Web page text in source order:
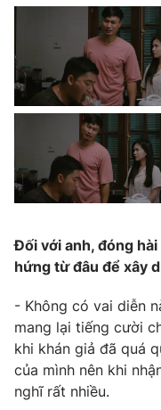
Ðiện thoại Thời báo VTV:
Email:
toasoan@vtv.vn
Liên hệ quảng cáo:024-
® Cấm sao chép dưới
thuận bằng văn bản.
thông tin từ website này.
Đối với anh, đóng
hứng từ đâu để xây
- Không có vai diễn
mang lại tiếng cười
khi khán giả đã quá
của mình nên khi
nghĩ rất nhiều.